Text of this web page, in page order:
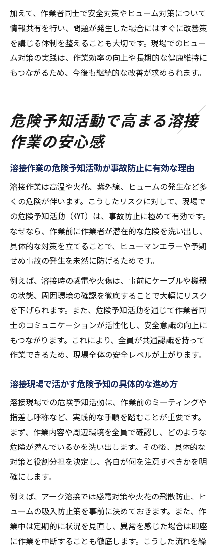
加えて、作業者同士で安全対策やヒューム対策について
情報共有を行い、問題が発生した場合にはすぐに改善策
を講じる体制を整えることも大切です。現場でのヒュー
ム対策の実践は、作業効率の向上や長期的な健康維持に
もつながるため、今後も継続的な改善が求められます。
危険予知活動で高まる溶接
作業の安心感
溶接作業の危険予知活動が事故防止に有効な理由
溶接作業は高温や火花、紫外線、ヒュームの発生など多
くの危険が伴います。こうしたリスクに対して、現場で
の危険予知活動（KYT）は、事故防止に極めて有効です。
なぜなら、作業前に作業者が潜在的な危険を洗い出し、
具体的な対策を立てることで、ヒューマンエラーや予期
せぬ事故の発生を未然に防げるためです。
例えば、溶接時の感電や火傷は、事前にケーブルや機器
の状態、周囲環境の確認を徹底することで大幅にリスク
を下げられます。また、危険予知活動を通じて作業者同
士のコミュニケーションが活性化し、安全意識の向上に
もつながります。これにより、全員が共通認識を持って
作業できるため、現場全体の安全レベルが上がります。
溶接現場で活かす危険予知の具体的な進め方
溶接現場での危険予知活動は、作業前のミーティングや
指差し呼称など、実践的な手順を踏むことが重要です。
まず、作業内容や周辺環境を全員で確認し、どのような
危険が潜んでいるかを洗い出します。その後、具体的な
対策と役割分担を決定し、各自が何を注意すべきかを明
確にします。
例えば、アーク溶接では感電対策や火花の飛散防止、ヒ
ュームの吸入防止策を事前に決めておきます。また、作
業中は定期的に状況を見直し、異常を感じた場合は即座
に作業を中断することも徹底します。こうした流れを繰